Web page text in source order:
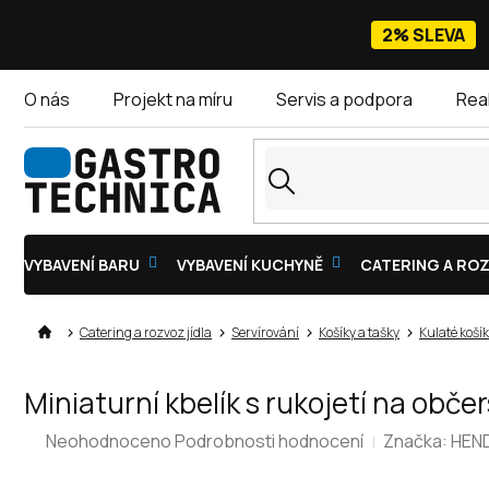
2% SLEVA
O nás Projekt na míru Servis a podpora
VYBAVENÍ BARU VYBAVENÍ KUCHYNĚ CATERING A
Catering a rozvoz jídla Servírování Košíky a tašky Kulaté
Miniaturní kbelík s rukojetí na
Průměrné
NeohodnocenoPodrobnosti hodnocení Značka: